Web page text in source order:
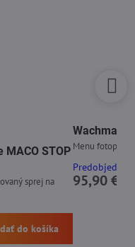
STOP
sprej na
do košíka
Wachman
Menu
95,90 €